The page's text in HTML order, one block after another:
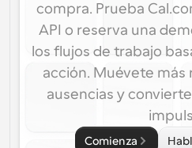
compra. Prueba
API o reserva una
los flujos de trabajo
acción. Muévete más
ausencias y
Comienza